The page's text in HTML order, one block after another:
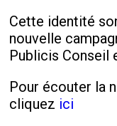
Cette identité
nouvelle
Publicis Conseil
Pour écouter la
cliquez ici